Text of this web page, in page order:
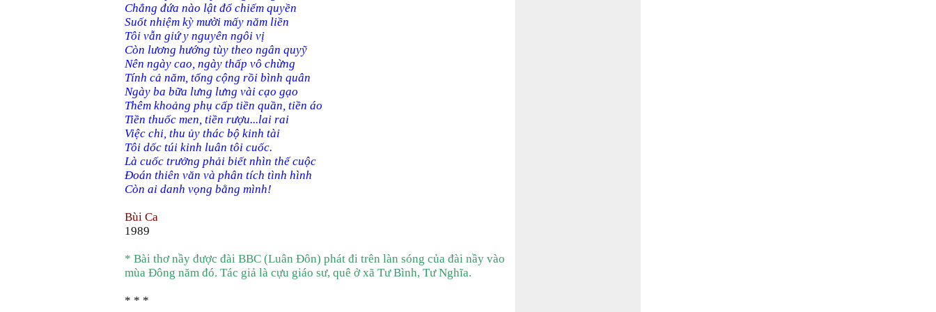
Chẳng đứa nào lật đổ chiếm quyền
Suốt nhiệm kỳ mười mấy năm liền
Tôi vẫn giứ y nguyên ngôi vị
Còn lương hướng tùy theo ngân quyỹ
Nên ngày cao, ngày thấp vô chừng
Tính cả năm, tổng cộng rồi bình quân
Ngày ba bữa lưng lưng vài cạo gạo
Thêm khoảng phụ cấp tiền quần, tiền áo
Tiền thuốc men, tiền rượu...lai rai
Việc chi, thu ủy thác bộ kinh tài
Tôi dốc túi kinh luân tôi cuốc.
Là cuốc trưởng phải biết nhìn thế cuộc
Đoán thiên văn và phân tích tình hình
Còn ai danh vọng bằng mình!
Bùi Ca
1989
* Bài thơ nầy được đài BBC (Luân Đôn) phát đi trên làn sóng của đài nầy vào
mùa Đông năm đó. Tác giả là cựu giáo sư, quê ở xã Tư Bình, Tư Nghĩa.
* * *